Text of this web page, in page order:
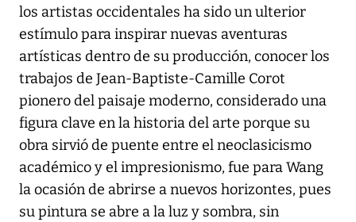
los artistas occidentales ha sido un ulterior
estímulo para inspirar nuevas aventuras
artísticas dentro de su producción, conocer los
trabajos de Jean-Baptiste-Camille Corot
pionero del paisaje moderno, considerado una
figura clave en la historia del arte porque su
obra sirvió de puente entre el neoclasicismo
académico y el impresionismo, fue para Wang
la ocasión de abrirse a nuevos horizontes, pues
su pintura se abre a la luz y sombra, sin